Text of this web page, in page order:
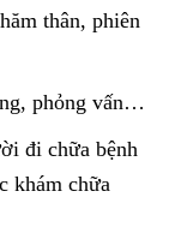
thân, phiên
phỏng vấn…
đi chữa bệnh
khám chữa